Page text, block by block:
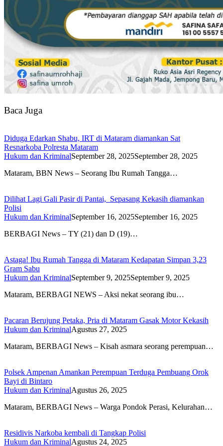
Baca Juga
Diduga Edarkan Shabu, IRT di Mataram diamankan Sat
Resnarkoba Polresta Mataram
Hukum dan KriminalSeptember 28, 2025September 28, 2025
Mataram, BBN News – Seorang Ibu Rumah Tangga…
Dilihat Lagi Gali Pasir di Pantai, Sepasang Kekasih diamankan
Polisi
Hukum dan KriminalSeptember 16, 2025September 16, 2025
BERBAGI News – TY (21) dan D (19)…
Astaga! Ibu Rumah Tangga di Mataram Kedapatan Simpan 3,23
Gram Sabu
Hukum dan KriminalSeptember 9, 2025September 9, 2025
Mataram, BERBAGI NEWS – Aksi nekat seorang ibu…
Pacaran Berujung Petaka, Pria di Mataram Gasak Motor Kekasih
Hukum dan KriminalAgustus 27, 2025
Mataram, BERBAGI News – Kisah asmara seorang perempuan…
Polsek Ampenan Amankan Perempuan Terduga Pembuang Orok
Bayi di Bintaro
Hukum dan KriminalAgustus 26, 2025
Mataram, BERBAGI News – Warga Pondok Perasi, Kelurahan…
Residivis Narkoba kembali di Tangkap Polisi
Hukum dan KriminalAgustus 24, 2025